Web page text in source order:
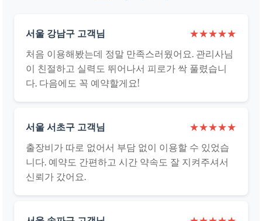
서울 강남구 고객님
★★★★★
처음 이용해봤는데 정말 만족스러웠어요. 관리사님
이 친절하고 실력도 뛰어나서 피로가 싹 풀렸습니
다. 다음에도 꼭 예약할게요!
서울 서초구 고객님
★★★★★
출장비가 따로 없어서 부담 없이 이용할 수 있었습
니다. 예약도 간편하고 시간 약속도 잘 지켜주셔서
신뢰가 갔어요.